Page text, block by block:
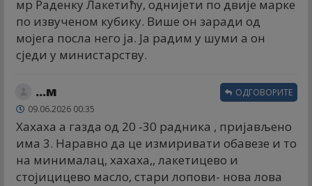
мр Раденку Лакетићу, однијети по двије марке
по извученом кубику. Више он заради од
мојега посла него ја. Ја радим у шуми а он
сједи у министарству.
...м
09.06.2026 00:35
Хахаха а газда од 20 -30 радника , пријављено
има 3. Наравно да це измиривати обавезе и то
на минималац, хахаха,, лакетицево и
стојицицево масло, стари лопови- нова лова
ОДГОВОРИТЕ